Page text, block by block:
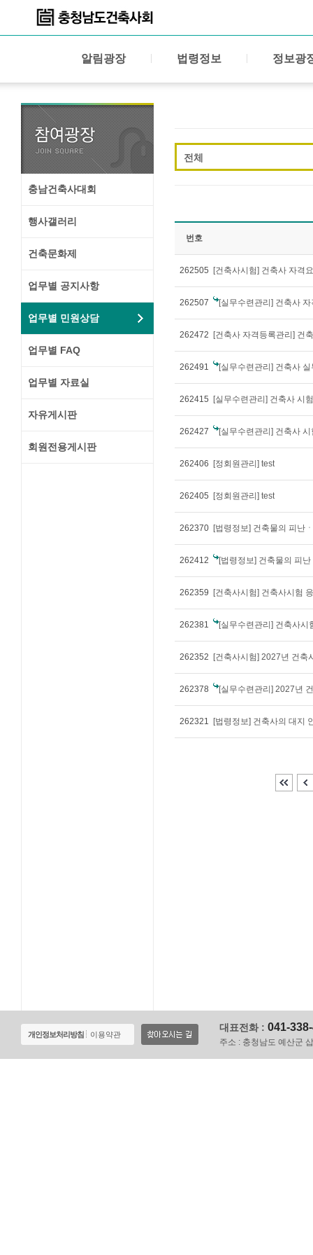
알림광장 법령정보 정보광
충남건축사대회
행사갤러리
건축문화제
업무별 공지사항
업무별 민원상담
업무별 FAQ
업무별 자료실
자유게시판
회원전용게시판
전체
번호
262505 [건축사시험] 건축사 자격
262507 [실무수련관리] 건축사
262472
262491 [실무수련관리] 건축사 실무수
262415 [실무수련관리] 건축사 시
262427 [실무수련관리] 건축사
262406 [정회원관리] test
262405 [정회원관리] test
262370
262412 [법령정보] 건축물의 피난
262359 [건축사시험] 건축사시험
262381 [실무수련관리] 건축사시
262352 [건축사시험] 2027년 건축
262378 [실무수련관리] 2027년
262321 [법령정보] 건축사의 대지
개인정보처리방침 이용약관
대표전화 : 041-
주소 : 충청남도 예산군